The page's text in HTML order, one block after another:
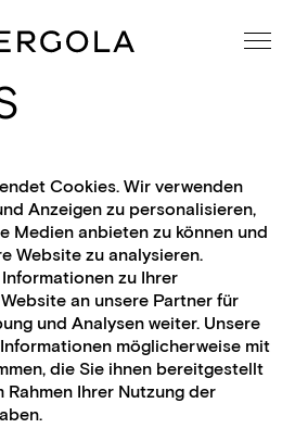
Cookies. Wir verwenden
Anzeigen zu personalisieren,
Medien anbieten zu können und
Website zu analysieren.
zu Ihrer
an unsere Partner für
und Analysen weiter. Unsere
möglicherweise mit
die Sie ihnen bereitgestellt
Ihrer Nutzung der